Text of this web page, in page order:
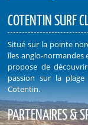
COTENTIN SURF
Situé sur la pointe
îles anglo-normandes
propose de
passion sur la
Cotentin.
PARTENAIRES &